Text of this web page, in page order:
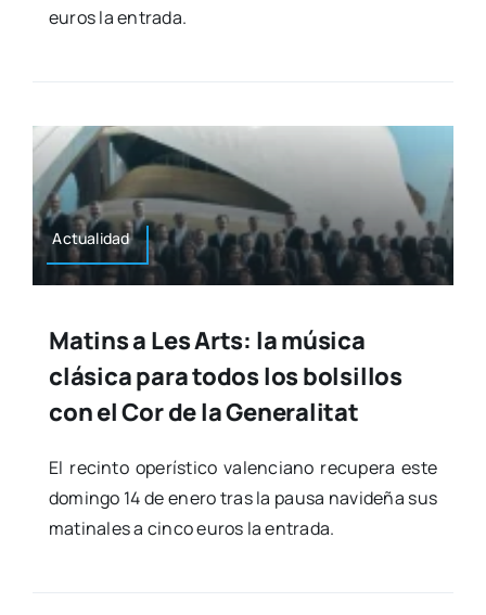
euros la entra­da.
Actua­li­dad
Matins a Les Arts: la música
clásica para todos los bolsillos
con el Cor de la Generalitat
El recin­to ope­rís­ti­co valen­ciano recu­pe­ra este
domin­go 14 de enero tras la pau­sa navi­de­ña sus
mati­na­les a cin­co euros la entra­da.